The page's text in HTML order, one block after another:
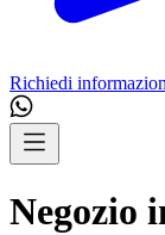
Richiedi
Negozio